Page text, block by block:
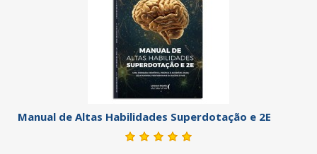
Manual de Altas Habilidades Superdotação e 2E